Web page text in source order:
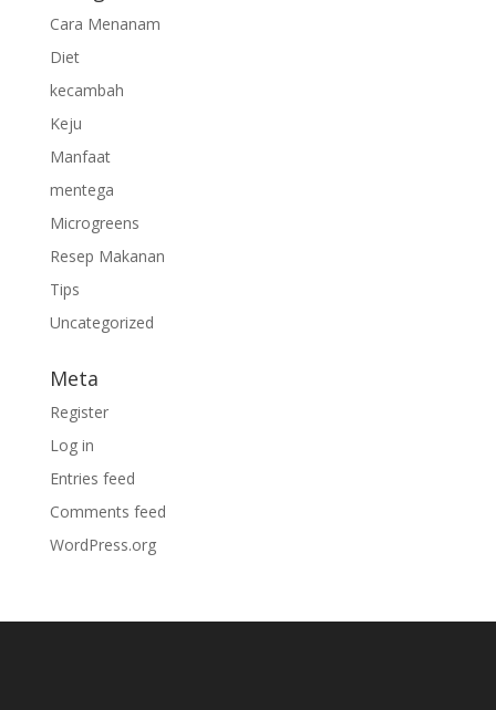
Cara Menanam
Diet
kecambah
Keju
Manfaat
mentega
Microgreens
Resep Makanan
Tips
Uncategorized
Meta
Register
Log in
Entries feed
Comments feed
WordPress.org